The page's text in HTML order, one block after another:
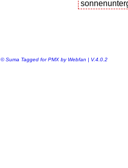
© Suma Tagged for PMX by Webfan | V.4.0.2